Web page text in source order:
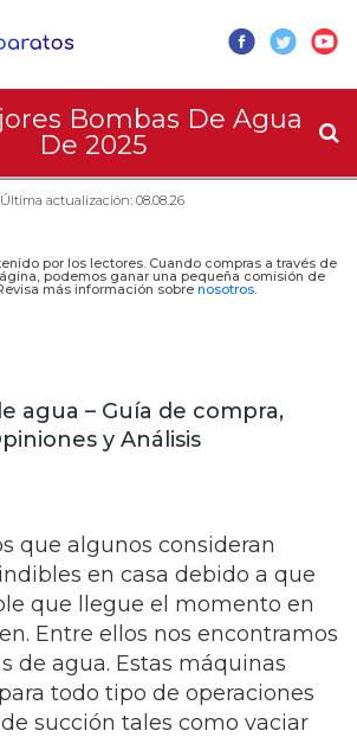
Bombas De Agua
De 2025
Última actualización: 08.08.26
por los lectores. Cuando compras a través de
podemos ganar una pequeña comisión de
más información sobre nosotros.
agua – Guía de compra,
y Análisis
que algunos consideran
en casa debido a que
que llegue el momento en
Entre ellos nos encontramos
de agua. Estas máquinas
todo tipo de operaciones
succión tales como vaciar